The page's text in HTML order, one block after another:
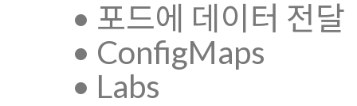
• 포드에 데이터 전달
• ConfigMaps
• Labs